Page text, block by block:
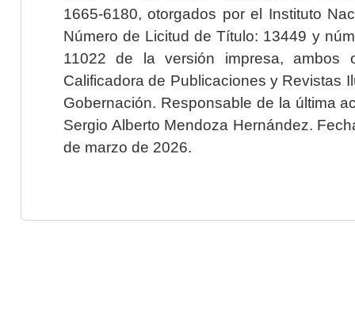
1665-6180, otorgados por el Instituto
Número de Licitud de Título: 13449 y
11022 de la versión impresa, ambos
Calificadora de Publicaciones y Revistas
Gobernación. Responsable de la última
Sergio Alberto Mendoza Hernández.
de marzo de 2026.